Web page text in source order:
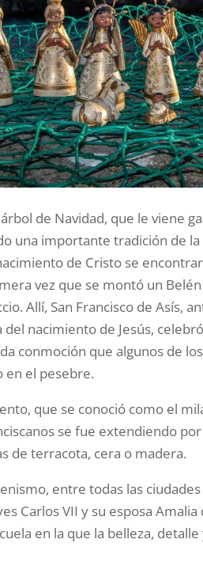
de Navidad, que le viene
una importante tradición de la
de Cristo se
vez que se montó un
Allí, San Francisco de Asís,
nacimiento de Jesús,
conmoción que algunos de
el pesebre.
que se conoció como el
se fue extendiendo
de terracota, cera o madera.
entre todas las
Carlos VII y su esposa
en la que la belleza,